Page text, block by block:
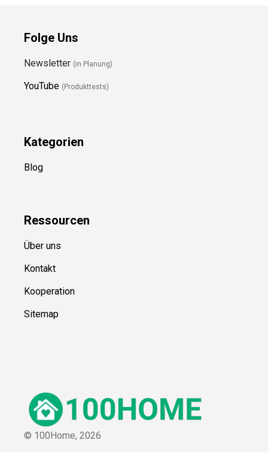
Folge Uns
Newsletter (in Planung)
YouTube (Produkttests)
Kategorien
Blog
Ressourcen
Über uns
Kontakt
Kooperation
Sitemap
© 100Home, 2026